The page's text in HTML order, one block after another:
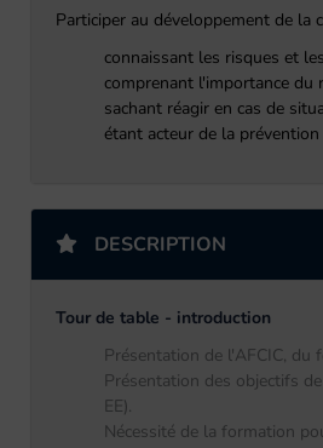
Participer au développement de
connaissant les risques et
comprenant l'importance
sachant réagir en cas de
étant acteur de la
DESCRIPTION
Tour de table - introduction
Présentation de l'AFCIC, du
Présentation des objectifs
EE).
Nécessité de la formation